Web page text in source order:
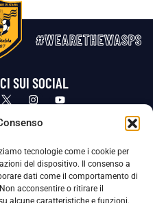
tecnologie come i cookie per
del dispositivo. Il consenso a
dati come il comportamento di
acconsentire o ritirare il
alcune caratteristiche e funzioni.
#WEARETHEWASPS
SUI SOCIAL
Policy
(DPO), figura specializzata che vigila sulle modalità
tutelare i Suoi dati personali.
può scrivere a